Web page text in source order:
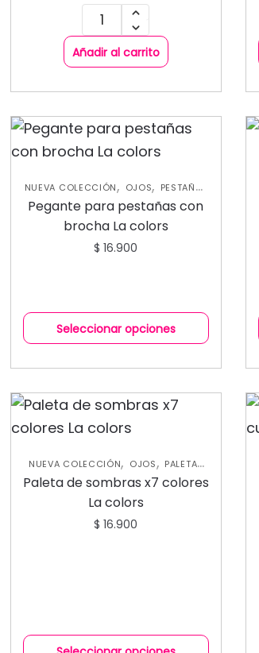
Añadir al carrito
NUEVA COLECCIÓN, OJOS, PESTAÑAS
POSTIZAS
Pegante para pestañas con
brocha La colors
$ 16.900
Seleccionar opciones
NUEVA COLECCIÓN, OJOS, PALETAS
DE SOMBRAS
Paleta de sombras x7 colores
La colors
$ 16.900